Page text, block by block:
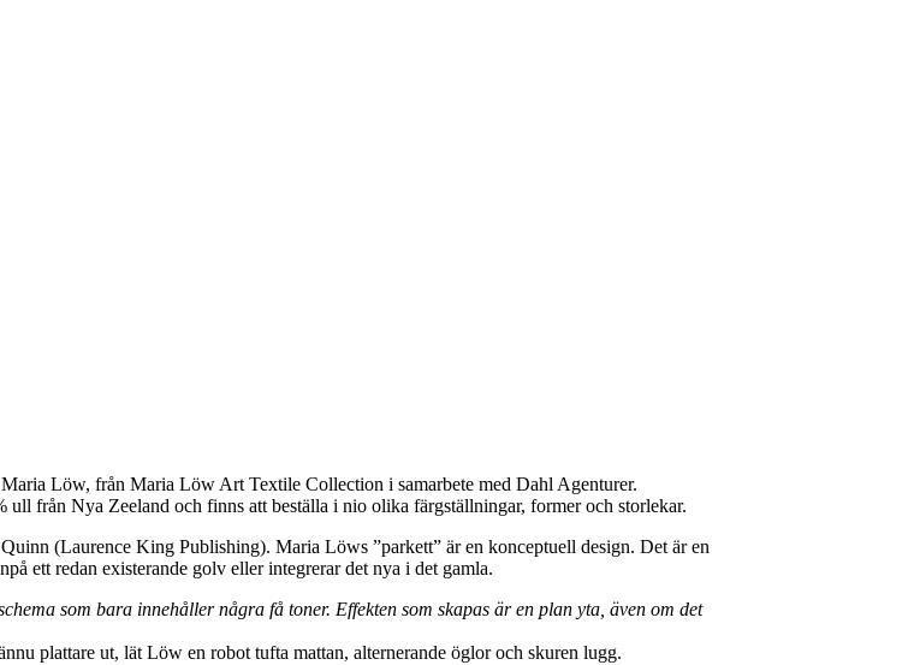
Löw, från Maria Löw Art Textile Collection i samarbete med Dahl Agenturer.
från Nya Zeeland och finns att beställa i nio olika färgställningar, former och storlekar.
(Laurence King Publishing). Maria Löws ”parkett” är en konceptuell design. Det är en
ett redan existerande golv eller integrerar det nya i det gamla.
som bara innehåller några få toner. Effekten som skapas är en plan yta, även om det
plattare ut, lät Löw en robot tufta mattan, alternerande öglor och skuren lugg.